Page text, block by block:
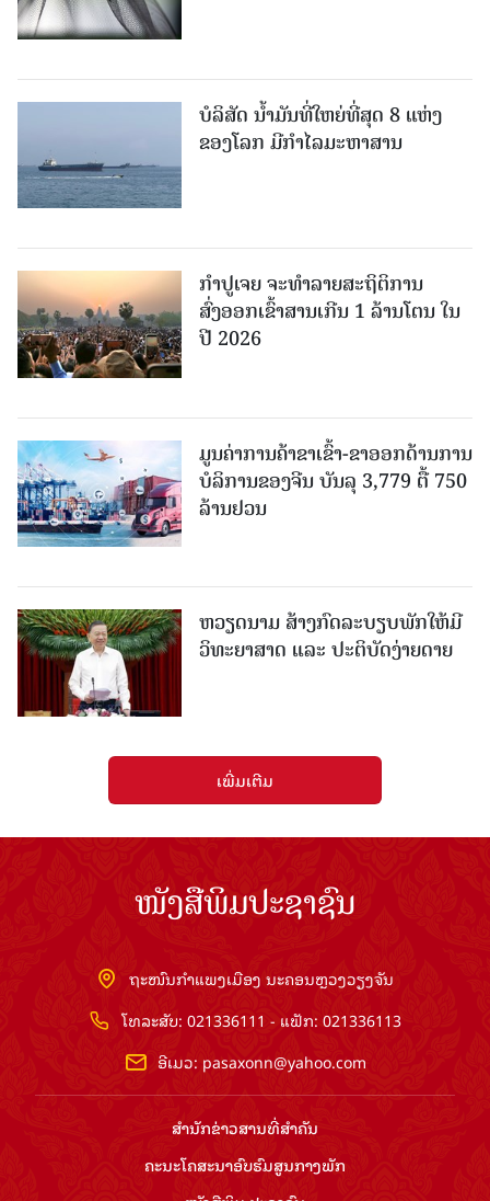
ບໍລິສັດ ນ້ຳມັນທີ່ໃຫຍ່ທີ່ສຸດ 8 ແຫ່ງ
ຂອງໂລກ ມີກຳໄລມະຫາສານ
ກຳປູເຈຍ ຈະທຳລາຍສະຖິຕິການ
ສົ່ງອອກເຂົ້າສານເກີນ 1 ລ້ານໂຕນ ໃນ
ປີ 2026
ມູນຄ່າການຄ້າຂາເຂົ້າ-ຂາອອກດ້ານການ
ບໍລິການຂອງຈີນ ບັນລຸ 3,779 ຕື້ 750
ລ້ານຢວນ
ຫວຽດນາມ ສ້າງກົດລະບຽບພັກໃຫ້ມີ
ວິທະຍາສາດ ແລະ ປະຕິບັດງ່າຍດາຍ
ເພີ່ມເຕີມ
ໜັງສືພິມປະຊາຊົນ
ຖະໜົນກຳແພງເມືອງ ນະຄອນຫຼວງວຽງຈັນ
ໂທລະສັບ: 021336111 - ແຟັກ: 021336113
ອີເມວ: pasaxonn@yahoo.com
ສຳ​ນັກ​ຂ່າວ​ສານ​ທີ່​ສຳ​ຄັນ​
ຄະນະໂຄສະນາອົບຮົມ​ສູນ​ກາງ​ພັກ